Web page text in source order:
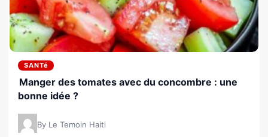
SANTé
Manger des tomates avec du concombre : une
bonne idée ?
By Le Temoin Haiti